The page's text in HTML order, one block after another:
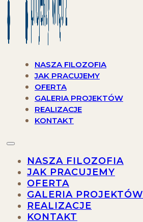
NASZA FILOZOFIA
JAK PRACUJEMY
OFERTA
GALERIA PROJEKTÓW
REALIZACJE
KONTAKT
NASZA FILOZOFIA
JAK PRACUJEMY
OFERTA
GALERIA PROJEKTÓW
REALIZACJE
KONTAKT